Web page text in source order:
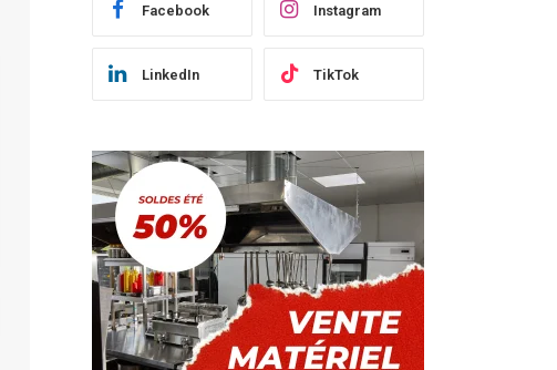
Facebook Instagram
LinkedIn TikTok